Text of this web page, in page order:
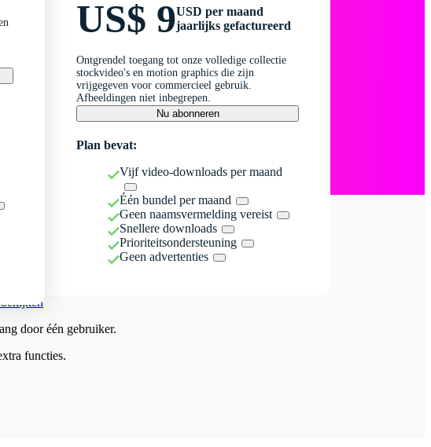
US$ 9USD per maand
jaarlijks gefactureerd
Ontgrendel toegang tot onze volledige collectie
stockvideo's en motion graphics die zijn
vrijgegeven voor commercieel gebruik.
Afbeeldingen niet inbegrepen.
Nu abonneren
Plan bevat:
Vijf video-downloads per maand
Één bundel per maand
Geen naamsvermelding vereist
Snellere downloads
Prioriteitsondersteuning
Geen advertenties
door één gebruiker.
functies.